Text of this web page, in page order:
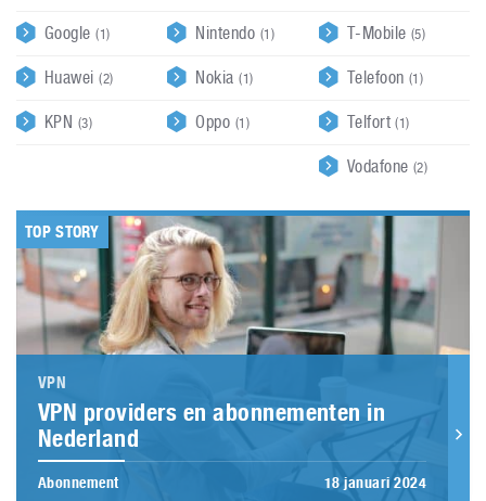
Google(1)
Huawei(2)
KPN (3)
Nintendo (1)
Nokia(1)
Oppo (1)
T-Mobile (5)
Telefoon (1)
Telfort(1)
Vodafone (2)
TOP STORY
VPN
VPN providers en abonnementen in
Nederland
Abonnement 18 januari 2024